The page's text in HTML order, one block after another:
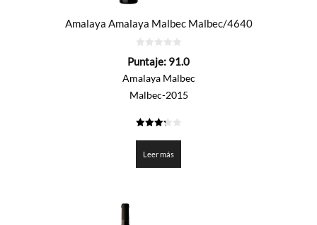
Amalaya Amalaya Malbec Malbec/4640
de
Puntaje: 91.0
Amalaya Malbec
Malbec-2015
Leer más